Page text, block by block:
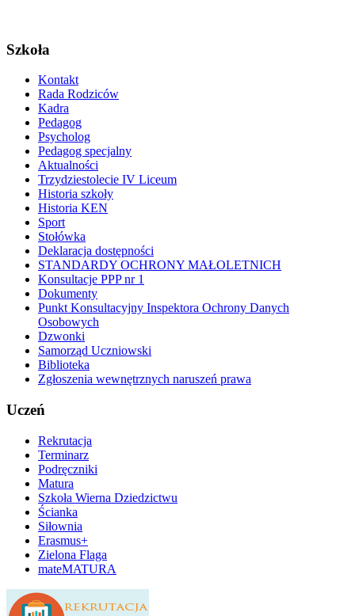
Szkoła
Kontakt
Rada Rodziców
Kadra
Pedagog
Psycholog
Pedagog specjalny
Aktualności
Trzydziestolecie IV Liceum
Historia szkoły
Historia KEN
Sport
Stołówka
Deklaracja dostępności
STANDARDY OCHRONY MAŁOLETNICH
Konsultacje PPP nr 1
Dokumenty
Punkt Konsultacyjny Inspektora Ochrony Danych
Osobowych
Dzwonki
Samorząd Uczniowski
Biblioteka
Zgłoszenia wewnętrznych naruszeń prawa
Uczeń
Rekrutacja
Terminarz
Podręczniki
Matura
Szkoła Wierna Dziedzictwu
Ścianka
Siłownia
Erasmus+
Zielona Flaga
mateMATURA